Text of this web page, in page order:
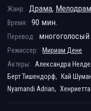
Жанр: Драма,
Время: 90 мин.
Перевод:
Режиссер:
Мириам Дене
Актеры:
Александра
Берт Тишендорф,
Кай
Nyamandi Adrian,